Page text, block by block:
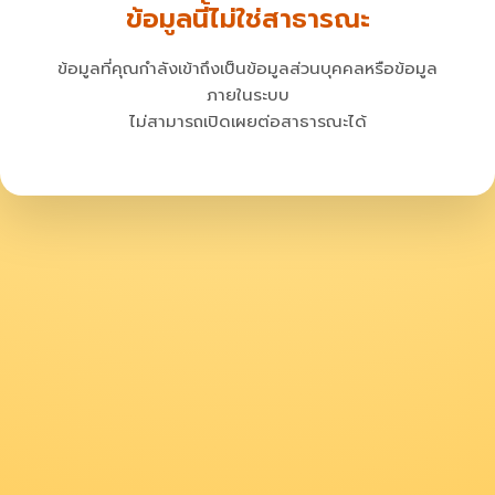
ข้อมูลนี้ไม่ใช่สาธารณะ
ข้อมูลที่คุณกำลังเข้าถึงเป็นข้อมูลส่วนบุคคลหรือข้อมูล
ภายในระบบ
ไม่สามารถเปิดเผยต่อสาธารณะได้